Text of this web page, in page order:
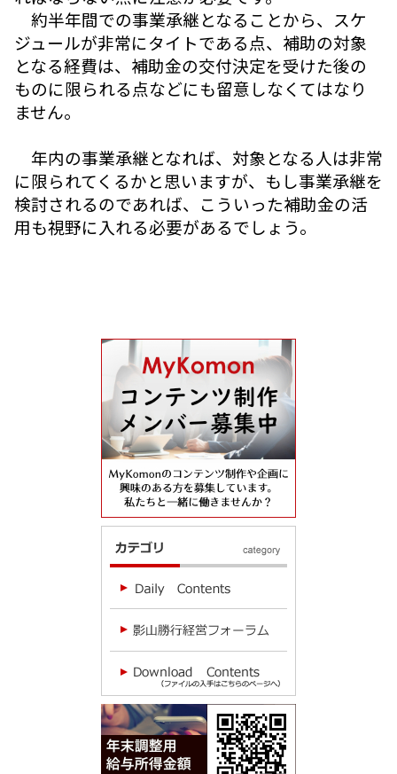
約半年間での事業承継となることから、スケ
ジュールが非常にタイトである点、補助の対象
となる経費は、補助金の交付決定を受けた後の
ものに限られる点などにも留意しなくてはなり
ません。
年内の事業承継となれば、対象となる人は非常
に限られてくるかと思いますが、もし事業承継を
検討されるのであれば、こういった補助金の活
用も視野に入れる必要があるでしょう。